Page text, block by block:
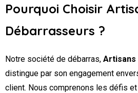
Pourquoi Choisir
Débarrasseurs ?
Notre société de débarras, Artisans
distingue par son engagement
client. Nous comprenons les défis